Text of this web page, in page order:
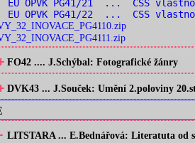
EU OPVK PG41/21 ... CSS
EU OPVK PG41/22 ... CSS
FO42 .... J.Schýbal: Fotografické žánry
DVK43 ... J.Souček: Umění 2.poloviny
LITSTARA ... E.Bednářová: Literatuta od